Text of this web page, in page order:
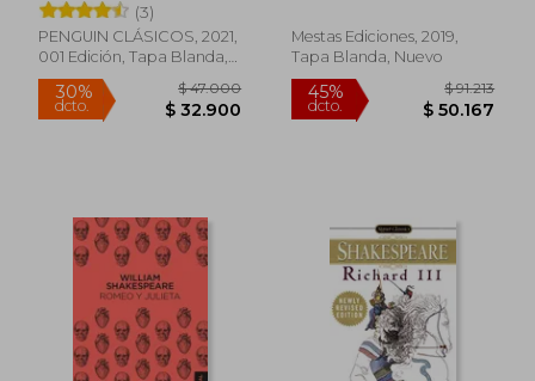
(3)
PENGUIN CLÁSICOS, 2021,
001 Edición, Tapa Blanda,
Nuevo
Mestas Ediciones, 2019,
Tapa Blanda, Nuevo